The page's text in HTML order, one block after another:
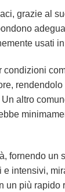
grazie al
usati
altro
fornendo
intensivi,
più